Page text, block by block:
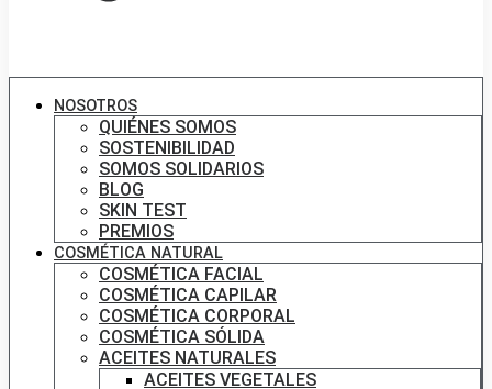
NOSOTROS
QUIÉNES SOMOS
SOSTENIBILIDAD
SOMOS SOLIDARIOS
BLOG
SKIN TEST
PREMIOS
COSMÉTICA NATURAL
COSMÉTICA FACIAL
COSMÉTICA CAPILAR
COSMÉTICA CORPORAL
COSMÉTICA SÓLIDA
ACEITES NATURALES
ACEITES VEGETALES